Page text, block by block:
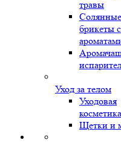
травы
Солянные
брикеты с
Уход за телом
Уходовая
косметика
Щетки и